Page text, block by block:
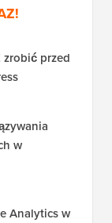
zrobić przed
w
Analytics w